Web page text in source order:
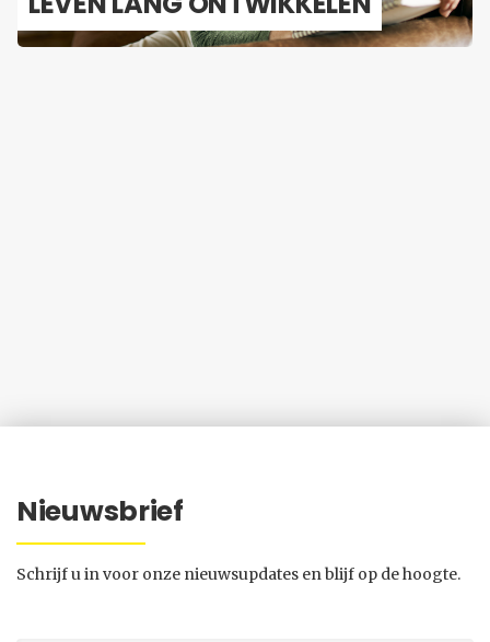
Nieuwsbrief
Schrijf u in voor onze nieuwsupdates en blijf op de hoogte.